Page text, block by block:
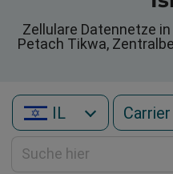
Zellulare Datennetze
Petach Tikwa,
IL